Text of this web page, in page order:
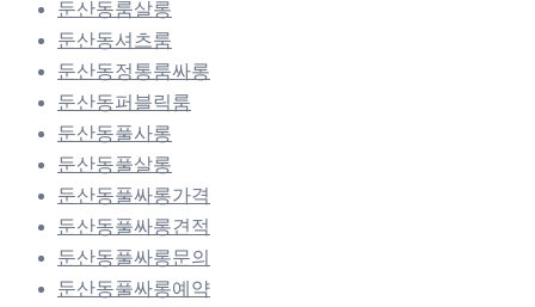
둔산동룸살롱
둔산동셔츠룸
둔산동정통룸싸롱
둔산동퍼블릭룸
둔산동풀사롱
둔산동풀살롱
둔산동풀싸롱가격
둔산동풀싸롱견적
둔산동풀싸롱문의
둔산동풀싸롱예약